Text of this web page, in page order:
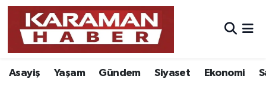
Asayiş Yaşam Gündem Siyaset Ekonomi
Asayiş
Bilim - Teknoloji
Nöbetçi Eczaneler
Hava Durumu